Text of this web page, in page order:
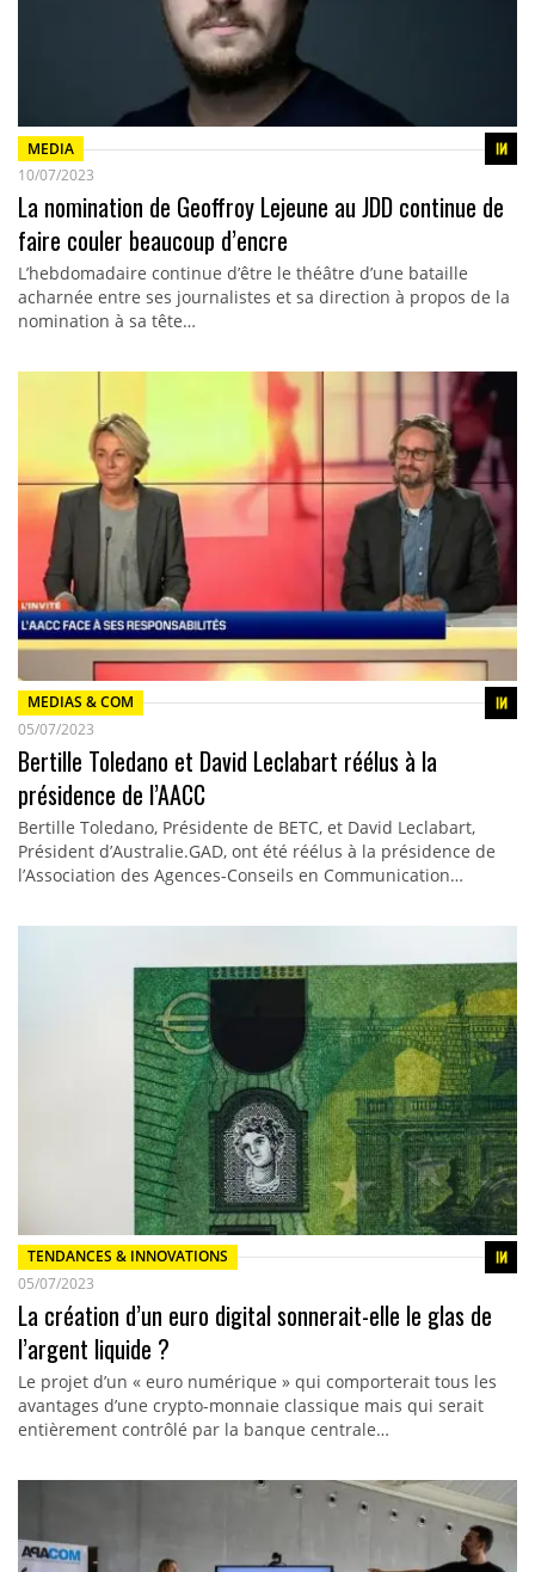
MEDIA
10/07/2023
La nomination de Geoffroy Lejeune au JDD continue de
faire couler beaucoup d’encre
L’hebdomadaire continue d’être le théâtre d’une bataille
acharnée entre ses journalistes et sa direction à propos de la
nomination à sa tête…
MEDIAS & COM
05/07/2023
Bertille Toledano et David Leclabart réélus à la
présidence de l’AACC
Bertille Toledano, Présidente de BETC, et David Leclabart,
Président d’Australie.GAD, ont été réélus à la présidence de
l’Association des Agences-Conseils en Communication…
TENDANCES & INNOVATIONS
05/07/2023
La création d’un euro digital sonnerait-elle le glas de
l’argent liquide ?
Le projet d’un « euro numérique » qui comporterait tous les
avantages d’une crypto-monnaie classique mais qui serait
entièrement contrôlé par la banque centrale…